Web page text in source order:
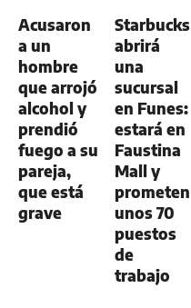
Acusaron
a un
hombre
que arrojó
alcohol y
prendió
fuego a su
pareja,
que está
grave
Starbucks
abrirá
una
sucursal
en Funes:
estará en
Faustina
Mall y
prometen
unos 70
puestos
de
trabajo